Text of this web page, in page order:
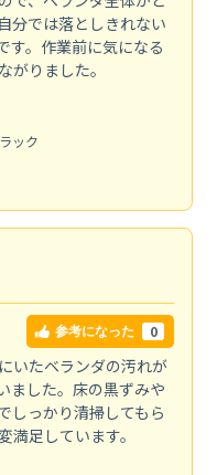
分では落としきれない
す。作業前に気になる
がりました。
ック
参考になった 0
いたベランダの汚れが
ました。床の黒ずみや
しっかり清掃してもら
足しています。